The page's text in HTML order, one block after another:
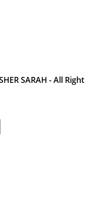
SARAH - All Right